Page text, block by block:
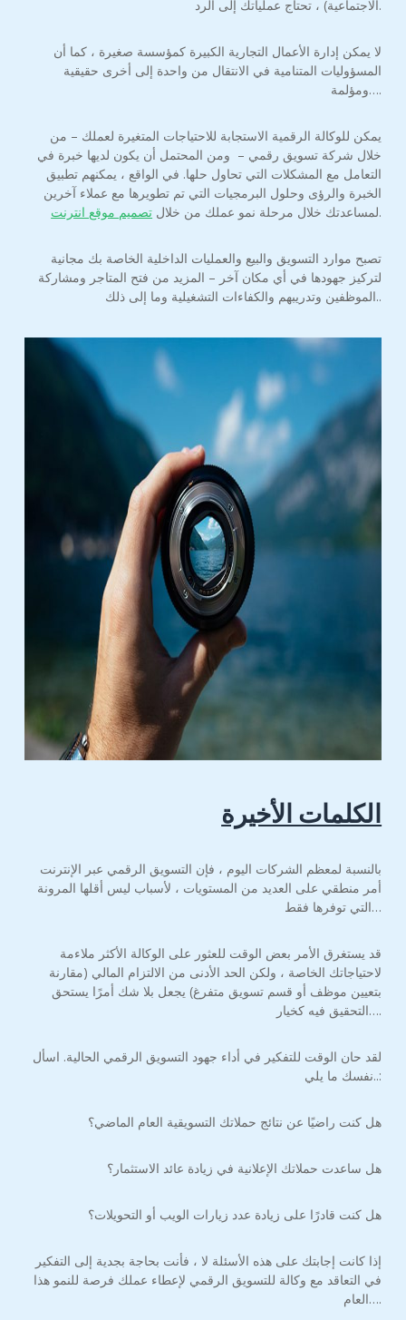
الاجتماعية) ، تحتاج عملياتك إلى الرد.
لا يمكن إدارة الأعمال التجارية الكبيرة كمؤسسة صغيرة ، كما أن
المسؤوليات المتنامية في الانتقال من واحدة إلى أخرى حقيقية
ومؤلمة….
يمكن للوكالة الرقمية الاستجابة للاحتياجات المتغيرة لعملك – من
خلال شركة تسويق رقمي – ومن المحتمل أن يكون لديها خبرة في
التعامل مع المشكلات التي تحاول حلها. في الواقع ، يمكنهم تطبيق
الخبرة والرؤى وحلول البرمجيات التي تم تطويرها مع عملاء آخرين
لمساعدتك خلال مرحلة نمو عملك من خلال تصميم موقع انترنت .
تصبح موارد التسويق والبيع والعمليات الداخلية الخاصة بك مجانية
لتركيز جهودها في أي مكان آخر – المزيد من فتح المتاجر ومشاركة
الموظفين وتدريبهم والكفاءات التشغيلية وما إلى ذلك..
الكلمات الأخيرة
بالنسبة لمعظم الشركات اليوم ، فإن التسويق الرقمي عبر الإنترنت
أمر منطقي على العديد من المستويات ، لأسباب ليس أقلها المرونة
التي توفرها فقط…
قد يستغرق الأمر بعض الوقت للعثور على الوكالة الأكثر ملاءمة
لاحتياجاتك الخاصة ، ولكن الحد الأدنى من الالتزام المالي (مقارنة
بتعيين موظف أو قسم تسويق متفرغ) يجعل بلا شك أمرًا يستحق
التحقيق فيه كخيار….
لقد حان الوقت للتفكير في أداء جهود التسويق الرقمي الحالية. اسأل
نفسك ما يلي..:
هل كنت راضيًا عن نتائج حملاتك التسويقية العام الماضي؟
هل ساعدت حملاتك الإعلانية في زيادة عائد الاستثمار؟
هل كنت قادرًا على زيادة عدد زيارات الويب أو التحويلات؟
إذا كانت إجابتك على هذه الأسئلة لا ، فأنت بحاجة بجدية إلى التفكير
في التعاقد مع وكالة للتسويق الرقمي لإعطاء عملك فرصة للنمو هذا
العام….